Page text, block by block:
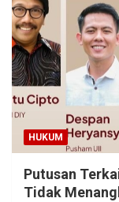
HUKUM
Putusan
Tidak